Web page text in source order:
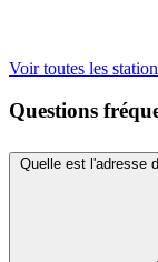
Voir toutes les
Questions
Quelle est l'adresse